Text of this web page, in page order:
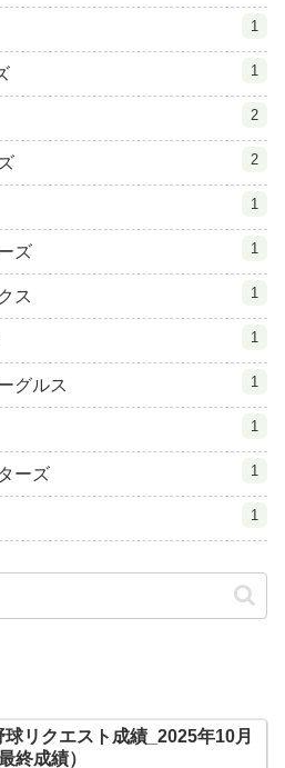
1
1
2
2
1
ズ 1
ス 1
1
グルス 1
1
ーズ 1
1
球リクエスト成績_2025年10月
終成績）